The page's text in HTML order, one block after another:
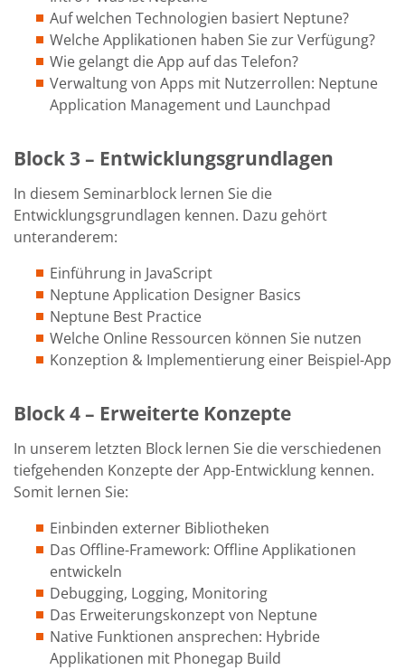
Auf welchen Technologien basiert Neptune?
Welche Applikationen haben Sie zur Verfügung?
Wie gelangt die App auf das Telefon?
Verwaltung von Apps mit Nutzerrollen: Neptune
Application Management und Launchpad
Block 3 – Entwicklungsgrundlagen
In diesem Seminarblock lernen Sie die
Entwicklungsgrundlagen kennen. Dazu gehört
unteranderem:
Einführung in JavaScript
Neptune Application Designer Basics
Neptune Best Practice
Welche Online Ressourcen können Sie nutzen
Konzeption & Implementierung einer Beispiel-App
Block 4 – Erweiterte Konzepte
In unserem letzten Block lernen Sie die verschiedenen
tiefgehenden Konzepte der App-Entwicklung kennen.
Somit lernen Sie:
Einbinden externer Bibliotheken
Das Offline-Framework: Offline Applikationen
entwickeln
Debugging, Logging, Monitoring
Das Erweiterungskonzept von Neptune
Native Funktionen ansprechen: Hybride
Applikationen mit Phonegap Build